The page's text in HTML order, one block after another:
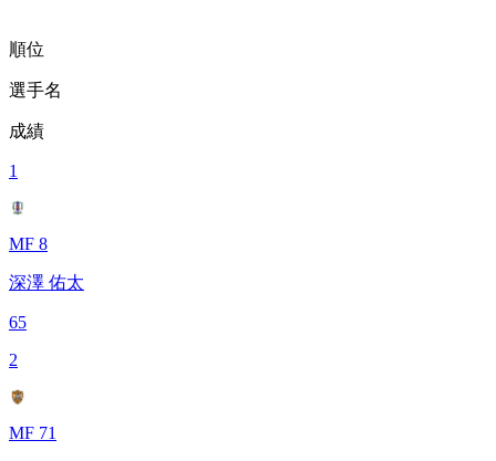
順位
選手名
成績
1
MF 8
深澤 佑太
65
2
MF 71